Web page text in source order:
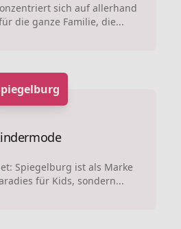
sich auf allerhand
die ganze Familie, die...
Spiegelburg ist als Marke
für Kids, sondern...